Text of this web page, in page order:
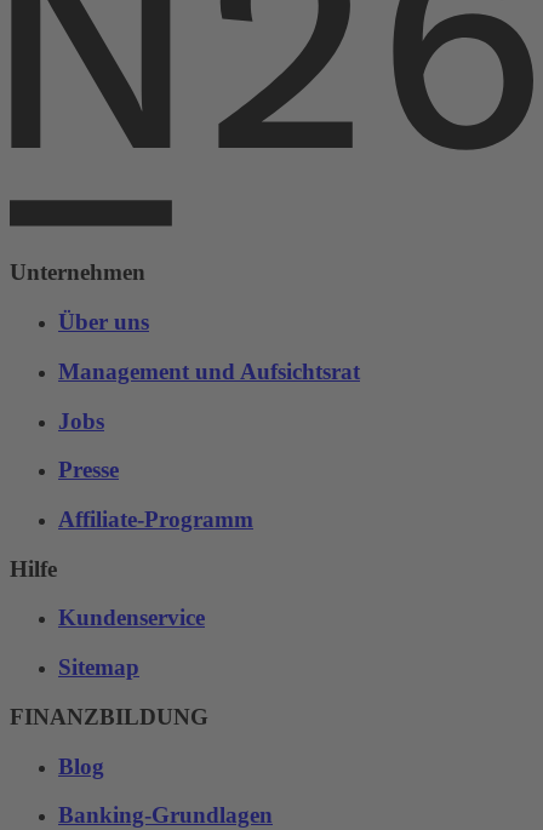
Unternehmen
Über uns
Management und Aufsichtsrat
Jobs
Presse
Affiliate-Programm
Hilfe
Kundenservice
Sitemap
FINANZBILDUNG
Blog
Banking-Grundlagen